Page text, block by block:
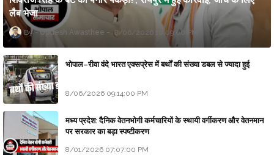
लैब भेजा
Updesh Awasthee 8/06/2026 10:09:00 PM
भोपाल–रीवा वंदे भारत एक्सप्रेस में बर्थों की संख्या डबल से ज्यादा हुई
8/06/2026 09:14:00 PM
मध्य प्रदेश: दैनिक वेतनभोगी कर्मचारियों के स्थायी वर्गीकरण और वेतनमान
पर सरकार का बड़ा स्पष्टीकरण
8/01/2026 07:07:00 PM